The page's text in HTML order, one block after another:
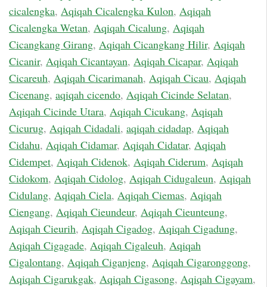
cicalengka, Aqiqah Cicalengka Kulon, Aqiqah
Cicalengka Wetan, Aqiqah Cicalung, Aqiqah
Cicangkang Girang, Aqiqah Cicangkang Hilir, Aqiqah
Cicanir, Aqiqah Cicantayan, Aqiqah Cicapar, Aqiqah
Cicareuh, Aqiqah Cicarimanah, Aqiqah Cicau, Aqiqah
Cicenang, aqiqah cicendo, Aqiqah Cicinde Selatan,
Aqiqah Cicinde Utara, Aqiqah Cicukang, Aqiqah
Cicurug, Aqiqah Cidadali, aqiqah cidadap, Aqiqah
Cidahu, Aqiqah Cidamar, Aqiqah Cidatar, Aqiqah
Cidempet, Aqiqah Cidenok, Aqiqah Ciderum, Aqiqah
Cidokom, Aqiqah Cidolog, Aqiqah Cidugaleun, Aqiqah
Cidulang, Aqiqah Ciela, Aqiqah Ciemas, Aqiqah
Ciengang, Aqiqah Cieundeur, Aqiqah Cieunteung,
Aqiqah Cieurih, Aqiqah Cigadog, Aqiqah Cigadung,
Aqiqah Cigagade, Aqiqah Cigaleuh, Aqiqah
Cigalontang, Aqiqah Ciganjeng, Aqiqah Cigaronggong,
Aqiqah Cigarukgak, Aqiqah Cigasong, Aqiqah Cigayam,